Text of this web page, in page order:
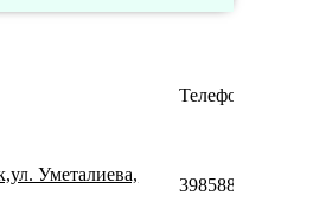
Телефон
Уметалиева,
3985883902374